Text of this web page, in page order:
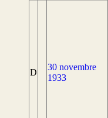
D
30 novembre
1933